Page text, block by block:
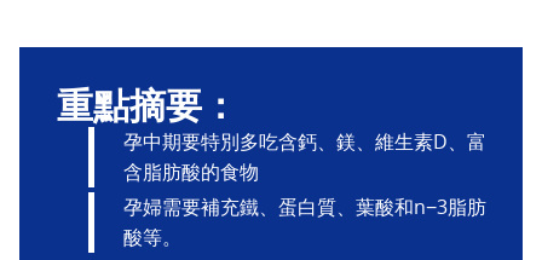
重點摘要：
孕中期要特別多吃含鈣、鎂、維生素D、富
含脂肪酸的食物
孕婦需要補充鐵、蛋白質、葉酸和n−3脂肪
酸等。